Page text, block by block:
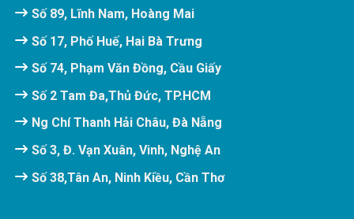
Số 89, Lĩnh Nam, Hoàng Mai
Số 17, Phố Huế, Hai Bà Trưng
Số 74, Phạm Văn Đồng, Cầu Giấy
Số 2 Tam Đa,Thủ Đức, TP.HCM
Ng Chí Thanh Hải Châu, Đà Nẵng
Số 3, Đ. Vạn Xuân, Vinh, Nghệ An
Số 38,Tân An, Ninh Kiều, Cần Thơ